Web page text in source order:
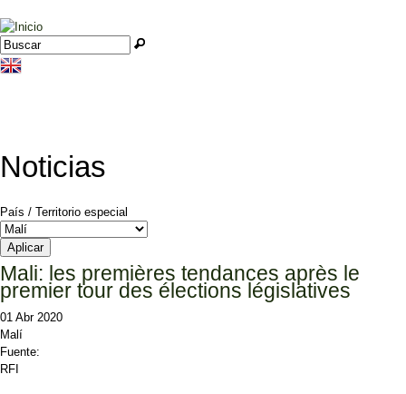
Jump to navigation
Formulario de búsqueda
Buscar
Noticias
País / Territorio especial
Mali: les premières tendances après le
premier tour des élections législatives
01 Abr 2020
Malí
Fuente:
RFI